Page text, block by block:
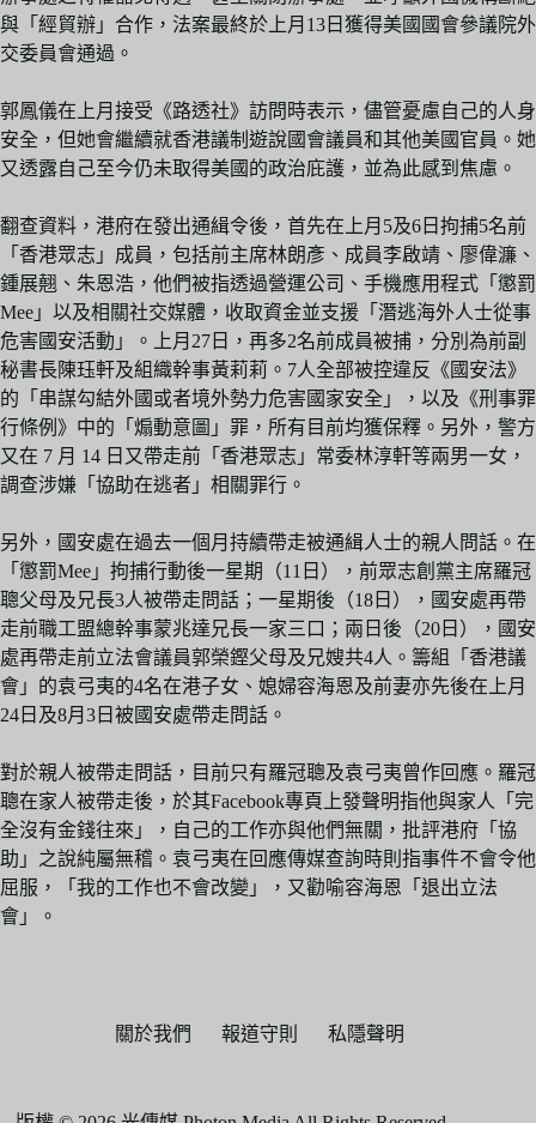
與「經貿辦」合作，法案最終於上月13日獲得美國國會參議院外
交委員會通過。
郭鳳儀在上月接受《路透社》訪問時表示，儘管憂慮自己的人身
安全，但她會繼續就香港議制遊說國會議員和其他美國官員。她
又透露自己至今仍未取得美國的政治庇護，並為此感到焦慮。
翻查資料，港府在發出通緝令後，首先在上月5及6日拘捕5名前
「香港眾志」成員，包括前主席林朗彥、成員李啟靖、廖偉濂、
鍾展翹、朱恩浩，他們被指透過營運公司、手機應用程式「懲罰
Mee」以及相關社交媒體，收取資金並支援「潛逃海外人士從事
危害國安活動」。上月27日，再多2名前成員被捕，分別為前副
秘書長陳珏軒及組織幹事黃莉莉。7人全部被控違反《國安法》
的「串謀勾結外國或者境外勢力危害國家安全」，以及《刑事罪
行條例》中的「煽動意圖」罪，所有目前均獲保釋。另外，警方
又在 7 月 14 日又帶走前「香港眾志」常委林淳軒等兩男一女，
調查涉嫌「協助在逃者」相關罪行。
另外，國安處在過去一個月持續帶走被通緝人士的親人問話。在
「懲罰Mee」拘捕行動後一星期（11日），前眾志創黨主席羅冠
聰父母及兄長3人被帶走問話；一星期後（18日），國安處再帶
走前職工盟總幹事蒙兆達兄長一家三口；兩日後（20日），國安
處再帶走前立法會議員郭榮鏗父母及兄嫂共4人。籌組「香港議
會」的袁弓夷的4名在港子女、媳婦容海恩及前妻亦先後在上月
24日及8月3日被國安處帶走問話。
對於親人被帶走問話，目前只有羅冠聰及袁弓夷曾作回應。羅冠
聰在家人被帶走後，於其Facebook專頁上發聲明指他與家人「完
全沒有金錢往來」，自己的工作亦與他們無關，批評港府「協
助」之說純屬無稽。袁弓夷在回應傳媒查詢時則指事件不會令他
屈服，「我的工作也不會改變」，又勸喻容海恩「退出立法
會」。
關於我們 報道守則 私隱聲明